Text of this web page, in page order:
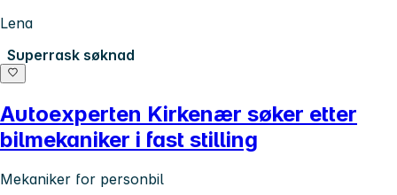
Lena
Superrask søknad
Autoexperten Kirkenær søker etter
bilmekaniker i fast stilling
Mekaniker for personbil